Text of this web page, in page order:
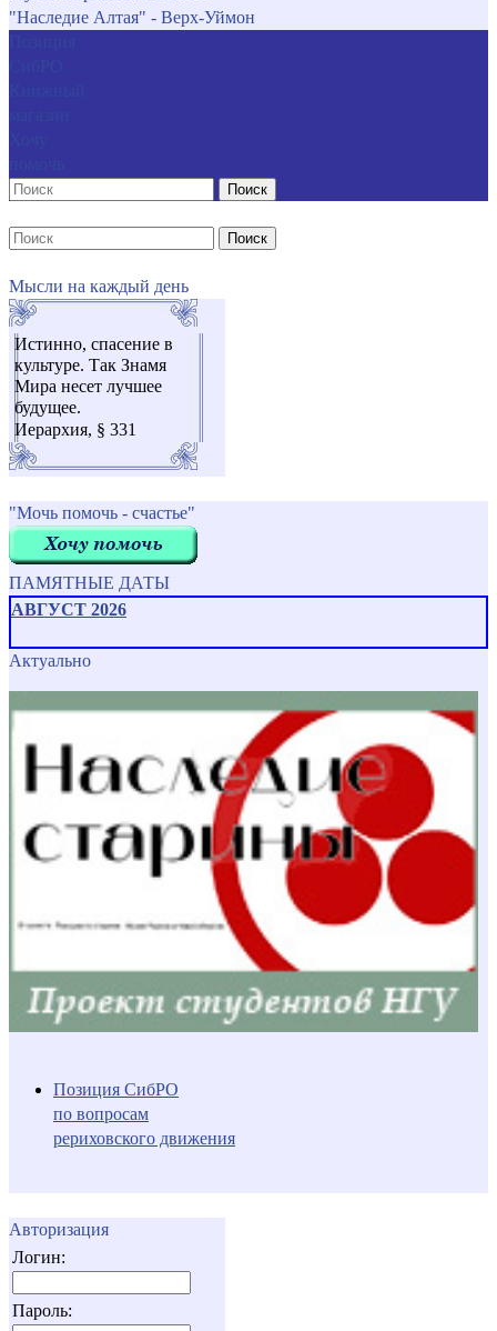
"Наследие Алтая" - Верх-Уймон
Поиск
Поиск
Мысли на каждый день
Истинно, спасение в
культуре. Так Знамя
Мира несет лучшее
будущее.
Иерархия, § 331
"Мочь помочь - счастье"
ПАМЯТНЫЕ ДАТЫ
АВГУСТ 2026
Актуально
Позиция СибРО
по вопросам
рериховского движения
Авторизация
Логин:
Пароль: